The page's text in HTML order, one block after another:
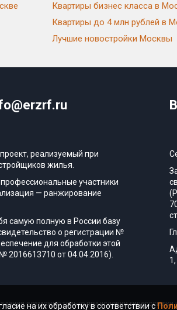
Квартиры бизнес класса в
Квартиры до 4 млн рублей в
Лучшие новостройки Москвы
реализуемый при
жилья.
участники
— ранжирование
самую полную в России базу
о регистрации №
для обработки этой
2016613710 от 04.04.2016).
возможно только при условии
на их обработку в соответствии с